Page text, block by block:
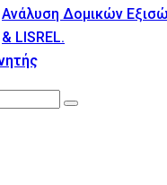
Ανάλυση Δομικών
& LISREL.